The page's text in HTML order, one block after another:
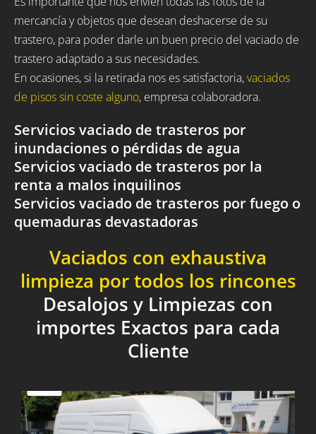
mercancía y objetos que desean deshacerse de su
trastero, para poder darle un buen precio del vaciado de
trastero adaptado a sus necesidades.
En ocasiones, si la retirada nos es satisfactoria,vaciados
de pisos sin coste alguno, empresa colaboradora.
Servicios vaciado de trasteros por
inundaciones o pérdidas de agua
Servicios vaciado de trasteros por la
renta a malos inquilinos
Servicios vaciado de trasteros por fuego o
quemaduras devastadoras
Vaciados con exhaustiva
limpieza por todos los rincones
Desalojos y Limpiezas con
importes Exactos para cada
Cliente